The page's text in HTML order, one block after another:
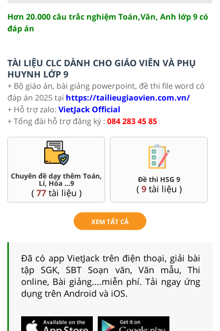
Hơn 20.000 câu trắc nghiệm Toán,Văn, Anh lớp 9 có
đáp án
TÀI LIỆU CLC DÀNH CHO GIÁO VIÊN VÀ PHỤ
HUYNH LỚP 9
+ Bộ giáo án, bài giảng powerpoint, đề thi file word có
đáp án 2025 tại https://tailieugiaovien.com.vn/
+ Hỗ trợ zalo: VietJack Official
+ Tổng đài hỗ trợ đăng ký : 084 283 45 85
Chuyên đề dạy thêm Toán,
Lí, Hóa ...9
( 77tài liệu )
Đề thi HSG 9
( 9tài liệu )
XEM TẤT CẢ
Đã có app VietJack trên điện thoại, giải bài
tập SGK, SBT Soạn văn, Văn mẫu, Thi
online, Bài giảng....miễn phí. Tải ngay ứng
dụng trên Android và iOS.